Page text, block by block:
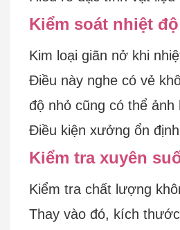
Kiểm soát nhiệt độ
Kim loại giãn nở khi
Điều này nghe có vẻ
độ nhỏ cũng có thể
Điều kiện xưởng ổn
Kiểm tra xuyên
Kiểm tra chất lượng
Thay vào đó, kích